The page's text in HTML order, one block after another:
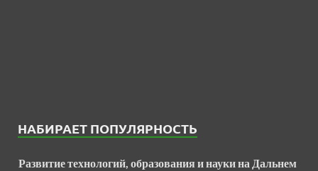
НАБИРАЕТ ПОПУЛЯРНОСТЬ
Развитие технологий, образования и науки на Дальнем